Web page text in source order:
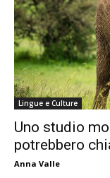
Lingue e Culture
Uno studio
potrebbero
Anna Valle